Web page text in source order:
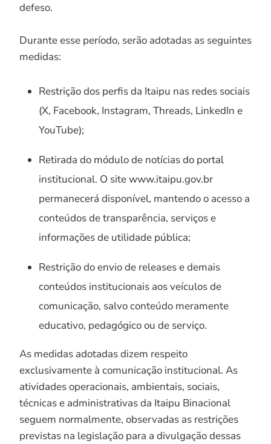
defeso.
Durante esse período, serão adotadas as seguintes
medidas:
Restrição dos perfis da Itaipu nas redes sociais
(X, Facebook, Instagram, Threads, LinkedIn e
YouTube);
Retirada do módulo de notícias do portal
institucional. O site www.itaipu.gov.br
permanecerá disponível, mantendo o acesso a
conteúdos de transparência, serviços e
informações de utilidade pública;
Restrição do envio de releases e demais
conteúdos institucionais aos veículos de
comunicação, salvo conteúdo meramente
educativo, pedagógico ou de serviço.
As medidas adotadas dizem respeito
exclusivamente à comunicação institucional. As
atividades operacionais, ambientais, sociais,
técnicas e administrativas da Itaipu Binacional
seguem normalmente, observadas as restrições
previstas na legislação para a divulgação dessas